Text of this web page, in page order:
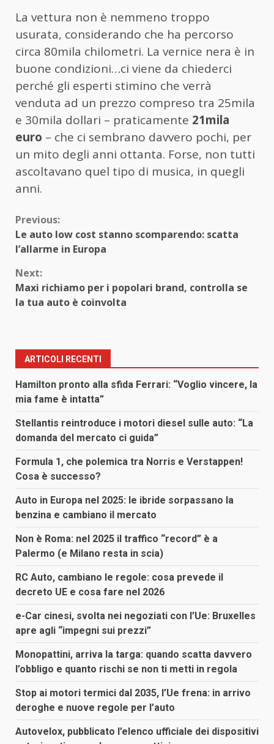
La vettura non è nemmeno troppo
usurata, considerando che ha percorso
circa 80mila chilometri. La vernice nera è in
buone condizioni…ci viene da chiederci
perché gli esperti stimino che verrà
venduta ad un prezzo compreso tra 25mila
e 30mila dollari – praticamente 21mila
euro – che ci sembrano davvero pochi, per
un mito degli anni ottanta. Forse, non tutti
ascoltavano quel tipo di musica, in quegli
anni.
Continue
Reading
Previous:
Le auto low cost stanno scomparendo: scatta
l’allarme in Europa
Next:
Maxi richiamo per i popolari brand, controlla se
la tua auto è coinvolta
ARTICOLI RECENTI
Hamilton pronto alla sfida Ferrari: “Voglio vincere, la
mia fame è intatta”
Stellantis reintroduce i motori diesel sulle auto: “La
domanda del mercato ci guida”
Formula 1, che polemica tra Norris e Verstappen!
Cosa è successo?
Auto in Europa nel 2025: le ibride sorpassano la
benzina e cambiano il mercato
Non è Roma: nel 2025 il traffico “record” è a
Palermo (e Milano resta in scia)
RC Auto, cambiano le regole: cosa prevede il
decreto UE e cosa fare nel 2026
e-Car cinesi, svolta nei negoziati con l’Ue: Bruxelles
apre agli “impegni sui prezzi”
Monopattini, arriva la targa: quando scatta davvero
l’obbligo e quanto rischi se non ti metti in regola
Stop ai motori termici dal 2035, l’Ue frena: in arrivo
deroghe e nuove regole per l’auto
Autovelox, pubblicato l’elenco ufficiale dei dispositivi